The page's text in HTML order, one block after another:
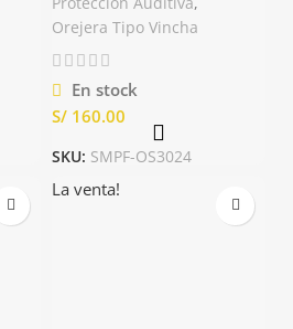
Orejera Tipo Vincha
En stock
S/
SKU: SMPF-OS3024
La venta!